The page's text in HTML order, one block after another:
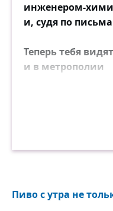
инженером-
и, судя по
Теперь тебя
и в метрополии
ничего уже
Пиво с утра не